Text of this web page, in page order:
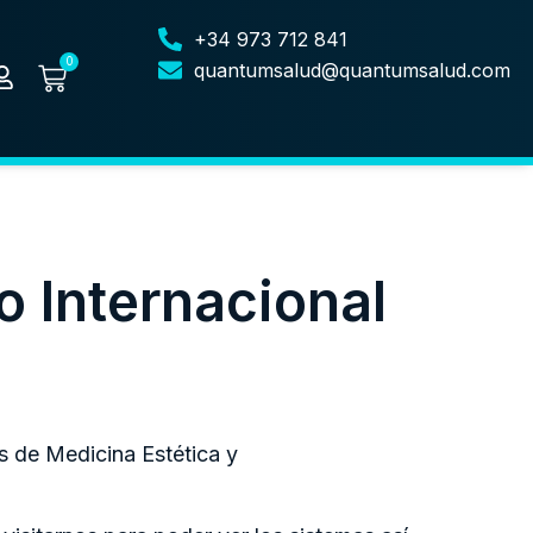
0
+34 973 712 841
quantumsalud@quantumsalud.com
Internacional
de Medicina Estética y